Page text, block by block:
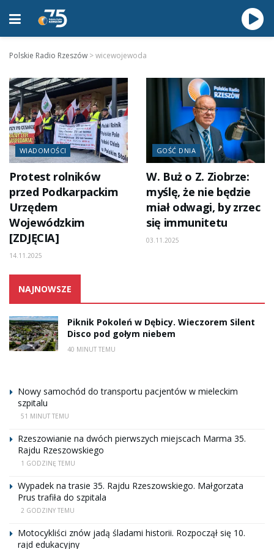
Polskie Radio Rzeszów >wicewojewoda
WIADOMOŚCI
Protest rolników
przed Podkarpackim
Urzędem
Wojewódzkim
[ZDJĘCIA]
14.11.2025
GOŚĆ DNIA
W. Buż o Z. Ziobrze:
myślę, że nie będzie
miał odwagi, by zrzec
się immunitetu
03.11.2025
NAJNOWSZE
Piknik Pokoleń w Dębicy. Wieczorem Silent
Disco pod gołym niebem
40 MINUT TEMU
Nowy samochód do transportu pacjentów w mieleckim
szpitalu
51 MINUT TEMU
Rzeszowianie na dwóch pierwszych miejscach Marma 35.
Rajdu Rzeszowskiego
1 GODZINĘ TEMU
Wypadek na trasie 35. Rajdu Rzeszowskiego. Małgorzata
Prus trafiła do szpitala
2 GODZINY TEMU
Motocykliści znów jadą śladami historii. Rozpoczął się 10.
rajd edukacyjny